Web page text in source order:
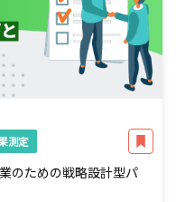
測定
のための戦略設計型パ